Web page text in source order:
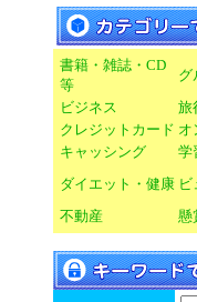
書籍・雑誌・CD
等
グ
ビジネス
旅
クレジットカード オ
キャッシング
学
ダイエット・健康
不動産
懸